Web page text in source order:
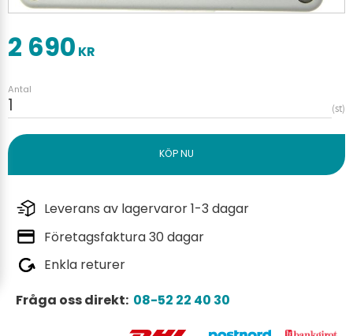
2 690 KR
Antal
st
Leverans av lagervaror 1-3 dagar
Företagsfaktura 30 dagar
Enkla returer
Fråga oss direkt: 08-52 22 40 30